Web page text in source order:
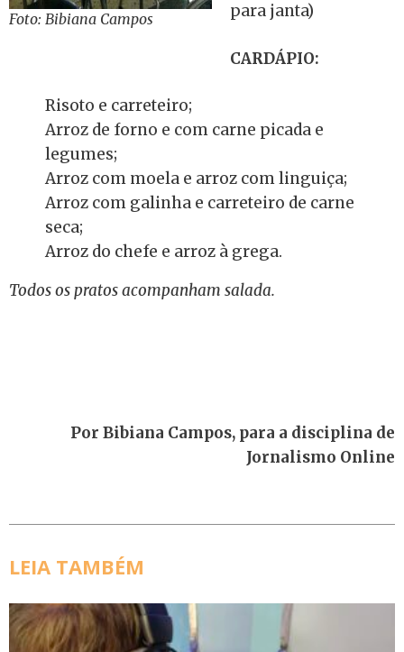
Foto: Bibiana Campos
para janta)
CARDÁPIO:
Risoto e carreteiro;
Arroz de forno e com carne picada e
legumes;
Arroz com moela e arroz com linguiça;
Arroz com galinha e carreteiro de carne
seca;
Arroz do chefe e arroz à grega.
Todos os pratos acompanham salada.
Por Bibiana Campos, para a disciplina de
Jornalismo Online
LEIA TAMBÉM